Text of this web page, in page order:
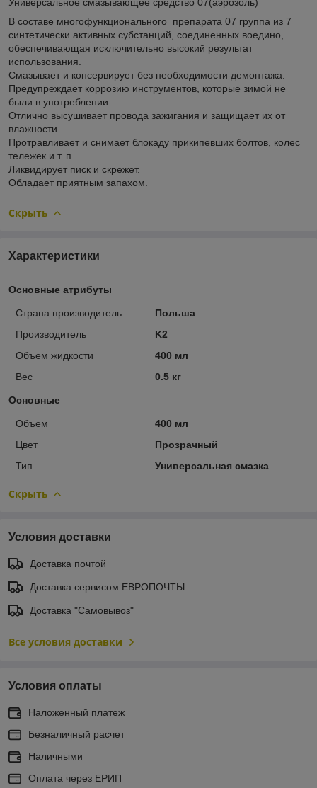
В составе многофункционального препарата 07 группа из 7
синтетически активных субстанций, соединенных воедино,
обеспечивающая исключительно высокий результат
использования.
Смазывает и консервирует без необходимости демонтажа.
Предупреждает коррозию инструментов, которые зимой не
были в употреблении.
Отлично высушивает провода зажигания и защищает их от
влажности.
Протравливает и снимает блокаду прикипевших болтов, колес
тележек и т. п.
Ликвидирует писк и скрежет.
Обладает приятным запахом.
Скрыть
Характеристики
Основные атрибуты
Страна производитель
Польша
Производитель
K2
Объем жидкости
400 мл
Вес
0.5 кг
Основные
Объем
400 мл
Цвет
Прозрачный
Тип
Универсальная смазка
Скрыть
Условия доставки
Доставка почтой
Доставка сервисом ЕВРОПОЧТЫ
Доставка "Самовывоз"
Все условия доставки
Условия оплаты
Наложенный платеж
Безналичный расчет
Наличными
Оплата через ЕРИП